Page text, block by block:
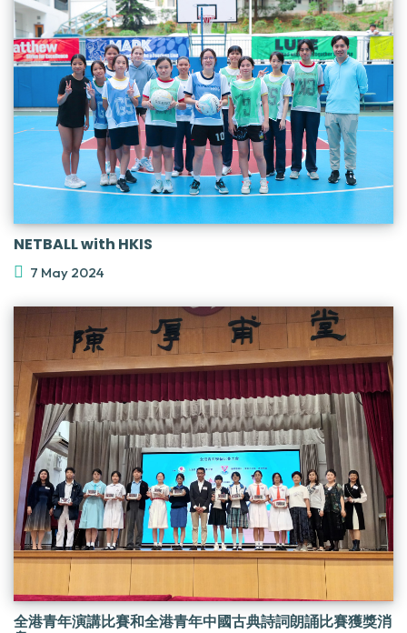
NETBALL with HKIS
7 May 2024
全港青年演講比賽和全港青年中國古典詩詞朗誦比賽獲獎消